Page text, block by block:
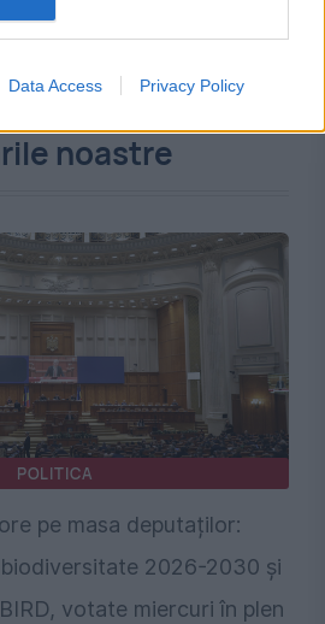
Data Access Privacy Policy
noastre
POLITICA
pe masa deputaților:
2026-2030 și
votate miercuri în plen